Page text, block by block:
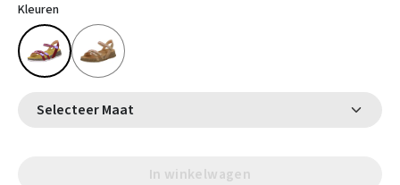
Kleuren
Selecteer Maat
In winkelwagen